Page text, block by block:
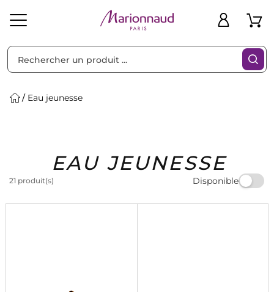
Solaire Homme Marques Idées
Cadeaux
Bons
Plans
Eau jeunesse
EAU JEUNESSE
21 produit(s) Disponible
Filtres